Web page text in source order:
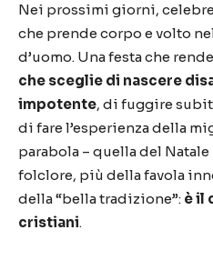
Nei prossimi giorni,
che prende corpo e volto
d’uomo. Una festa che
che sceglie di nascere
impotente, di fuggire
di fare l’esperienza della
parabola – quella del
folclore, più della favola
della “bella tradizione”: è il
cristiani.